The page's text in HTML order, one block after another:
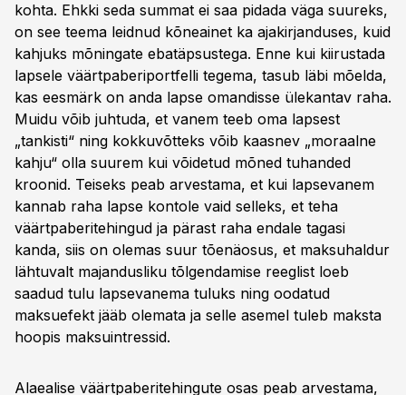
kohta. Ehkki seda summat ei saa pidada väga suureks,
on see teema leidnud kõneainet ka ajakirjanduses, kuid
kahjuks mõningate ebatäpsustega. Enne kui kiirustada
lapsele väärtpaberiportfelli tegema, tasub läbi mõelda,
kas eesmärk on anda lapse omandisse ülekantav raha.
Muidu võib juhtuda, et vanem teeb oma lapsest
„tankisti“ ning kokkuvõtteks võib kaasnev „moraalne
kahju“ olla suurem kui võidetud mõned tuhanded
kroonid. Teiseks peab arvestama, et kui lapsevanem
kannab raha lapse kontole vaid selleks, et teha
väärtpaberitehingud ja pärast raha endale tagasi
kanda, siis on olemas suur tõenäosus, et maksuhaldur
lähtuvalt majandusliku tõlgendamise reeglist loeb
saadud tulu lapsevanema tuluks ning oodatud
maksuefekt jääb olemata ja selle asemel tuleb maksta
hoopis maksuintressid.
Alaealise väärtpaberitehingute osas peab arvestama,